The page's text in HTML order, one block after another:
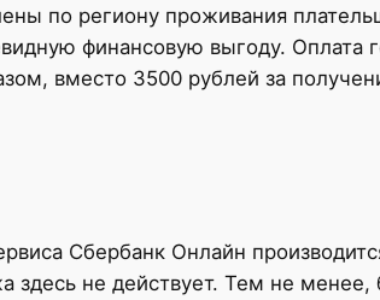
по региону проживания
финансовую выгоду.
вместо 3500 рублей за
Сбербанк Онлайн
здесь не действует. Тем не